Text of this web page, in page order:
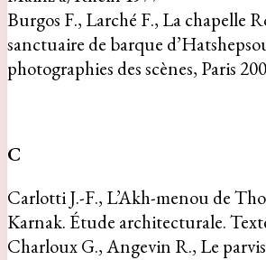
Burgos F., Larché F., La chapelle
sanctuaire de barque
photographies des scènes, Paris
C
Carlotti J.-F., L’Akh-menou de
Karnak. Étude architecturale.
Charloux G., Angevin R., Le